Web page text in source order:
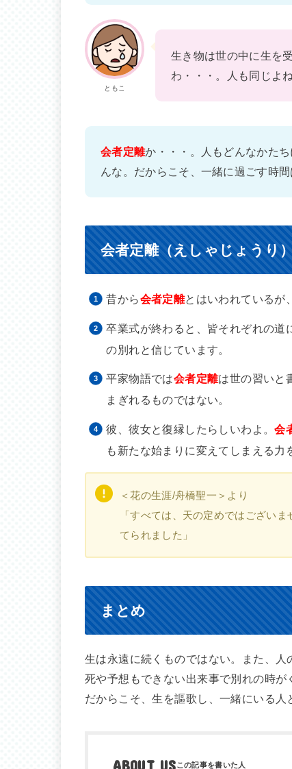
ともこ
生き物は世の中に生を
わ・・・。人も同じよね
会者定離か・・・。人もどんなかた
んな。だからこそ、一緒に過ごす時
会者定離（えしゃじょうり
昔から会者定離とはいわれているが
卒業式が終わると、皆それぞれの道
の別れと信じています。
平家物語では会者定離は世の習いと
まぎれるものではない。
彼、彼女と復縁したらしいわよ。会
も新たな始まりに変えてしまえる力
＜花の生涯/舟橋聖一＞より
「すべては、天の定めではございま
てられました」
まとめ
生は永遠に続くものではない。また、人
死や予想もできない出来事で別れの時が
だからこそ、生を謳歌し、一緒にいる人
ABOUT US